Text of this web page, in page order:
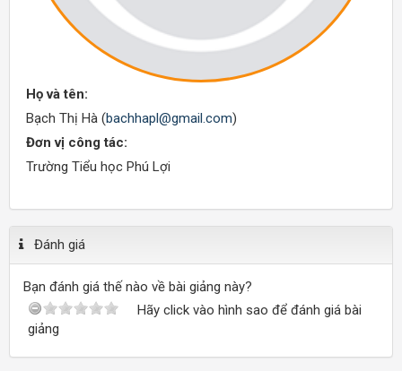
Họ và tên:
Bạch Thị Hà (bachhapl@gmail.com)
Đơn vị công tác:
Trường Tiểu học Phú Lợi
Đánh giá
Bạn đánh giá thế nào về bài giảng này?
Hãy click vào hình sao để đánh giá bài
giảng